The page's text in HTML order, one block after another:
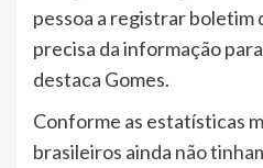
pessoa a registrar boletim
precisa da informação
destaca Gomes.
Conforme as estatísticas
brasileiros ainda não